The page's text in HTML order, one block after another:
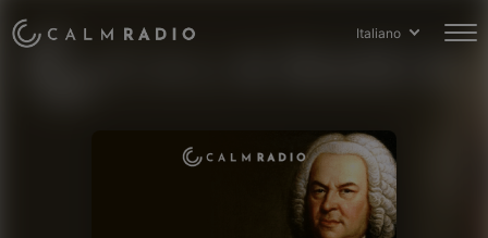
Italiano